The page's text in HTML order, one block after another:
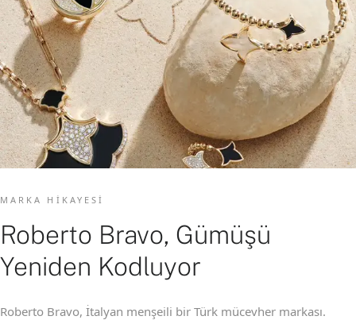
MARKA HIKAYESI
Roberto Bravo, Gümüşü
Yeniden Kodluyor
Roberto Bravo, İtalyan menşeili bir Türk mücevher markası.